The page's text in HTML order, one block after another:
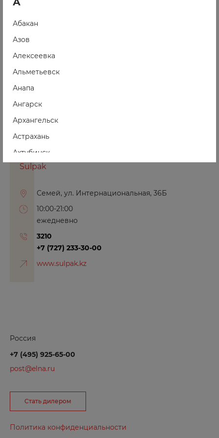
Sulpak
Семей, ул. Интернациональная, 36Б
10:00-21:00
ежедневно
3210
+7 (727) 233-30-00
www.sulpak.kz
Россия
+7 (495) 925-65-00
post@elna.ru
Стать дилером
Политика конфиденциальности
Абакан
Азов
Алексеевка
Альметьевск
Анапа
Ангарск
Архангельск
Астрахань
Ахтубинск
Ачинск
Балаково
Балашиха
Барнаул
Боготол
Великие Луки
Вельск